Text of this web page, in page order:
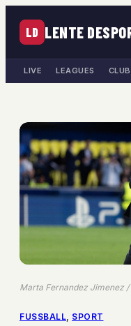
LD LENTE
LIVE LEAGUES
Marta Fernandez Jimenez
FUSSBALL , SPORT